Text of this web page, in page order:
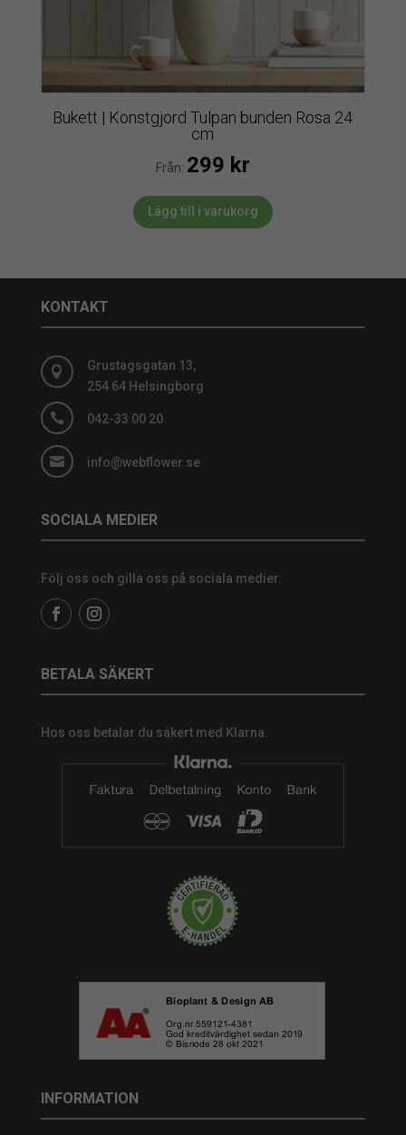
Bukett | Konstgjord Tulpan bunden Rosa 24
cm
Från: 299 kr
Lägg till i varukorg
KONTAKT

Grustagsgatan 13,
254 64 Helsingborg
 042-33 00 20
 info@webflower.se
SOCIALA MEDIER
Följ oss och gilla oss på sociala medier.
BETALA SÄKERT
Hos oss betalar du säkert med Klarna.
INFORMATION